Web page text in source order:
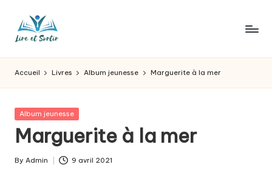
L
ir
e
e
t
s
pour
les
goûts,
des
pour
Accueil Livres Album jeunesse Marguerite à la mer
Posted
Album jeunesse
Marguerite à la mer
Posted
By Admin 9 avril 2021